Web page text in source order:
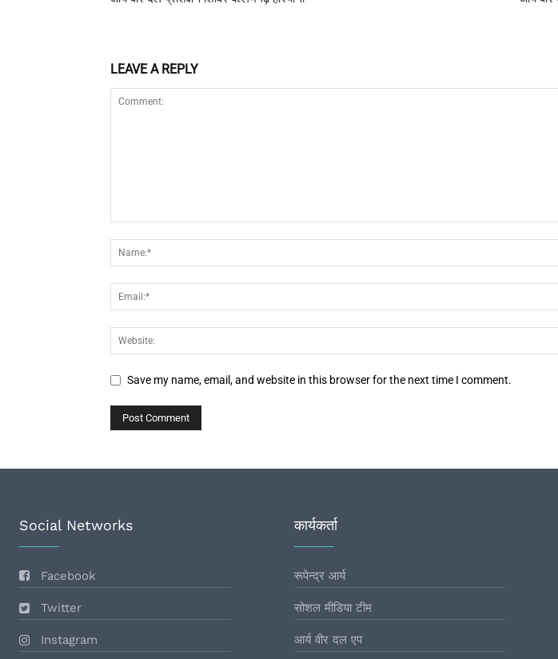
LEAVE A REPLY
Save my name, email, and website in this browser for the next time I comment.
Social Networks
Facebook
Twitter
Instagram
कार्यकर्ता
रूपेन्द्र आर्य
सोशल मीडिया टीम
आर्य वीर दल एप